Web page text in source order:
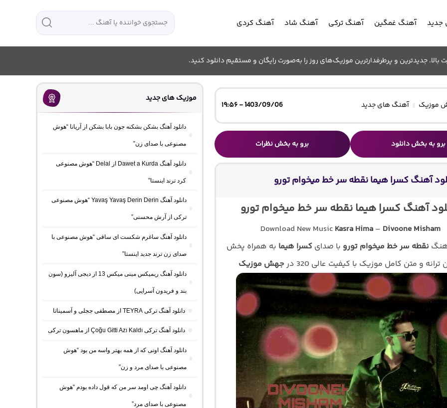
جدید آهنگ غمگین آهنگ ترکی آهنگ شاد آهنگ کردی
جدیدترین و پرطرفدارترین موزیک‌های روز را به‌صورت رایگان و مستقیم دانلود کنید.
موزیک آهنگ های جدید 1403/09/06 - ۱۹:۵۶
برو به بخش دانلود برو به بخش نظرات
آهنگ کسرا هیما نقطه سر خط میخوام تورو
آهنگ کسرا هیما نقطه سر خط میخوام تورو
Download New Music Kasra Hima – Divoone Misham
نقطه سر خط میخوام تورو با صدایکسرا هیما به همراه پخش
ترانه و متن کامل موزیک با کیفیت عالی 320 در
جهش موزیک
موزیک های جدید
دانلود آهنگ بشکن بشکنه جون بابا بشکن از آریانا “هوش
مصنوعی با صدای زن”
دانلود آهنگ Dawet a Kurda از Delal “هوش مصنوعی
کرد ترند اینستا”
دانلود آهنگ Yavaş Yavaş Derin Derin “هوش مصنوعی
ترکی از آرش محسنی”
دانلود آهنگ ساغرم شکست ای ساقی “هوش مصنوعی با
صدای زن ترند جدید اینستا”
دانلود آهنگ ریمیکس مینی میکس 13 از دیجی آلیزو (سون
بند و فریدون آسرایی)
دانلود آهنگ ترکی TEYRA از مصطفی ججلی و آسمیناتا
دانلود آهنگ ترکی Çoğu Gitti Azı Kaldı از ماهسون ترکی
دانلود آهنگ اونی که از همه بهتر واسه من بود “هوش
مصنوعی با صدای مرد و زن”
دانلود آهنگ چی اومد سر من که قول داده بودم “هوش
مصنوعی با صدای مرد”